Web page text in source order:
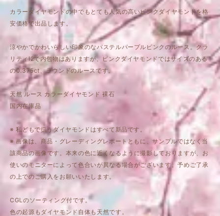
カラーダイヤモンドの中でもとても人気の高いピンクダイヤモンドを格
安価格で出品します。
涼やかでかわいらしい印象のなパステルパープルピンクのルース。クラ
リティI2で内包物はありますが、ピンクダイヤモンドではサイズのある
の0.375ct、ラウンドのルースです。
天然 ルース カラーダイヤモンド 裸石
国内在庫品
※ 私どもで扱うダイヤモンドはすべて新品です。
※ 画像は、商品・グレーディングレポートともに、サンプルではなく当
該商品の画像です。本来の色に近くなるように撮影しておりますが、お
使いのモニターによって色合いが異なる場合がございます。予めご了承
の上でのご購入をお願いいたします。
CGLのソーティング付です。
色の起源もダイヤモンド自体も天然です。